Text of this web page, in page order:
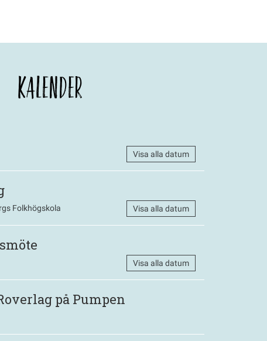
KALENDER
Visa alla datum
Folkhögskola Visa alla datum
Visa alla datum
på Pumpen